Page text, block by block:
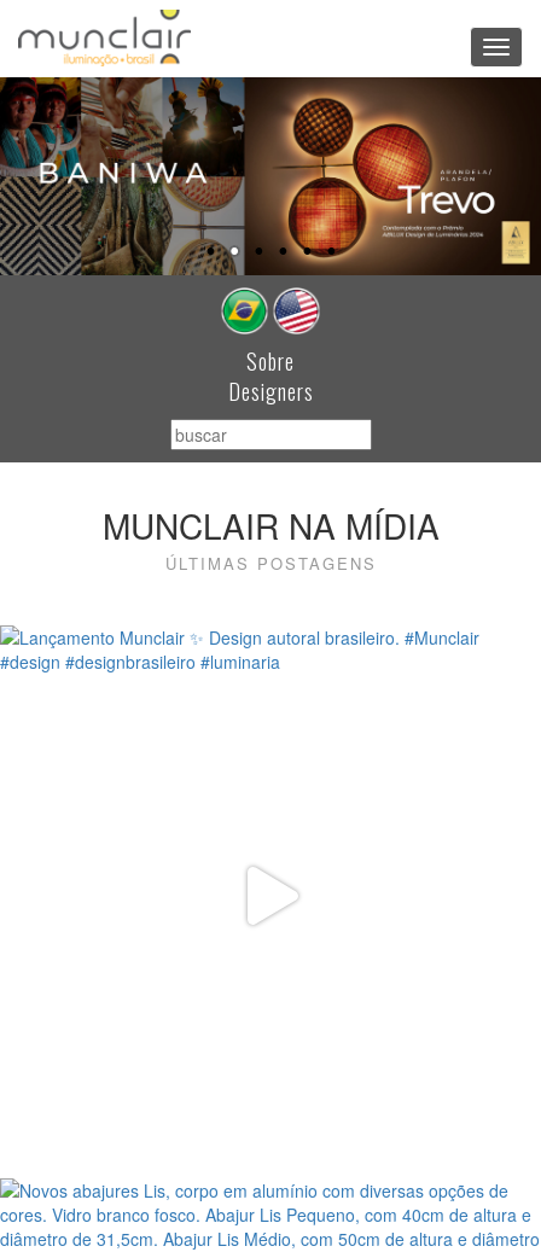
Sobre
Designers
MUNCLAIR NA MÍDIA
ÚLTIMAS POSTAGENS